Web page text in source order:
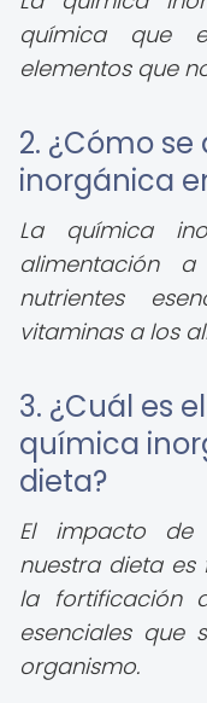
química que
elementos que
2. ¿Cómo
inorgánica
La química
alimentación
nutrientes
vitaminas a los
3. ¿Cuál es
química
dieta?
El impacto de
nuestra dieta es
la fortificación
esenciales que
organismo.